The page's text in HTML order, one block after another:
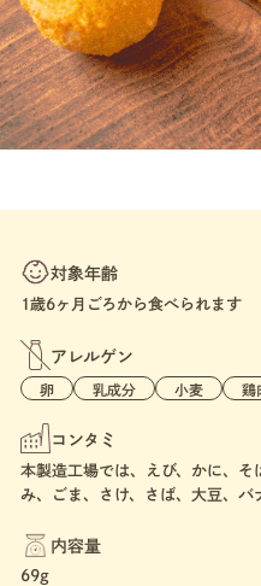
対象年齢
1歳6ヶ月ごろから食べられます
アレルゲン
卵 乳成分 小麦 鶏
コンタミ
本製造工場では、えび、かに、そ
み、ごま、さけ、さば、大豆、バ
内容量
69g